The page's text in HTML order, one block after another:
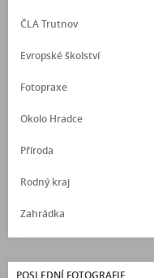
ČLA Trutnov
Evropské školství
Fotopraxe
Okolo Hradce
Příroda
Rodný kraj
Zahrádka
POSLEDNÍ FOTOGRAFIE